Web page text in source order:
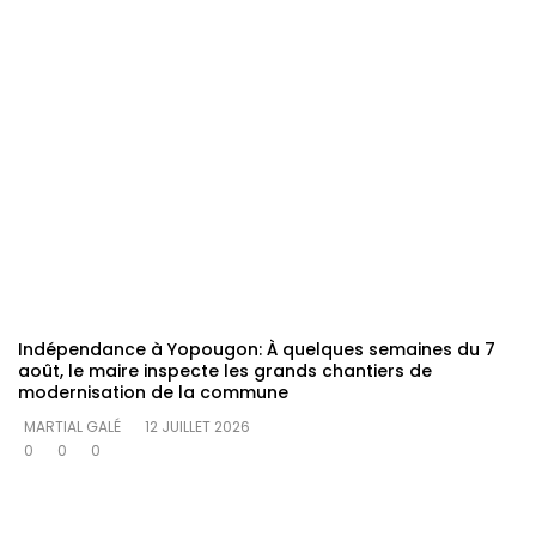
Indépendance à Yopougon‎: À quelques semaines du 7
août, le maire inspecte les grands chantiers de
modernisation de la commune
MARTIAL GALÉ
12 JUILLET 2026
0
0 0